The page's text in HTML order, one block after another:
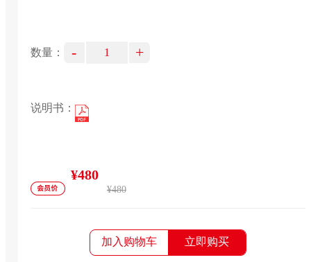
数量： - +
说明书：
¥480
¥480
加入购物车 立即购买